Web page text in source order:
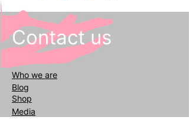
Contact us
Who we are
Blog
Shop
Media